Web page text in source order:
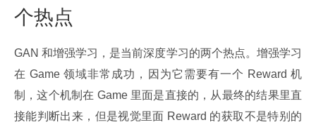
个热点
GAN 和增强学习，是当前深度学习的两个热点。增强学习
在 Game 领域非常成功，因为它需要有一个 Reward 机
制，这个机制在 Game 里面是直接的，从最终的结果里直
接能判断出来，但是视觉里面 Reward 的获取不是特别的